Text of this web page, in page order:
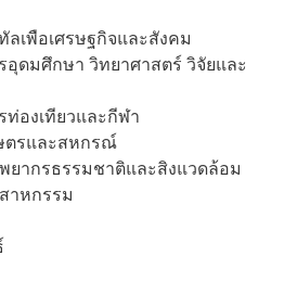
ลเพือเศรษฐกิจและสังคม
อุดมศึกษา วิทยาศาสตร์ วิจัยและ
ท่องเทียวและกีฬา
ตรและสหกรณ์
ยากรธรรมชาติและสิงแวดล้อม
าหกรรม